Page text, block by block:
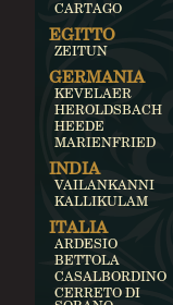
CARTAGO
EGITTO
ZEITUN
GERMANIA
KEVELAER
HEROLDSBACH
HEEDE
MARIENFRIED
INDIA
VAILANKANNI
KALLIKULAM
ITALIA
ARDESIO
BETTOLA
CASALBORDINO
CERRETO DI